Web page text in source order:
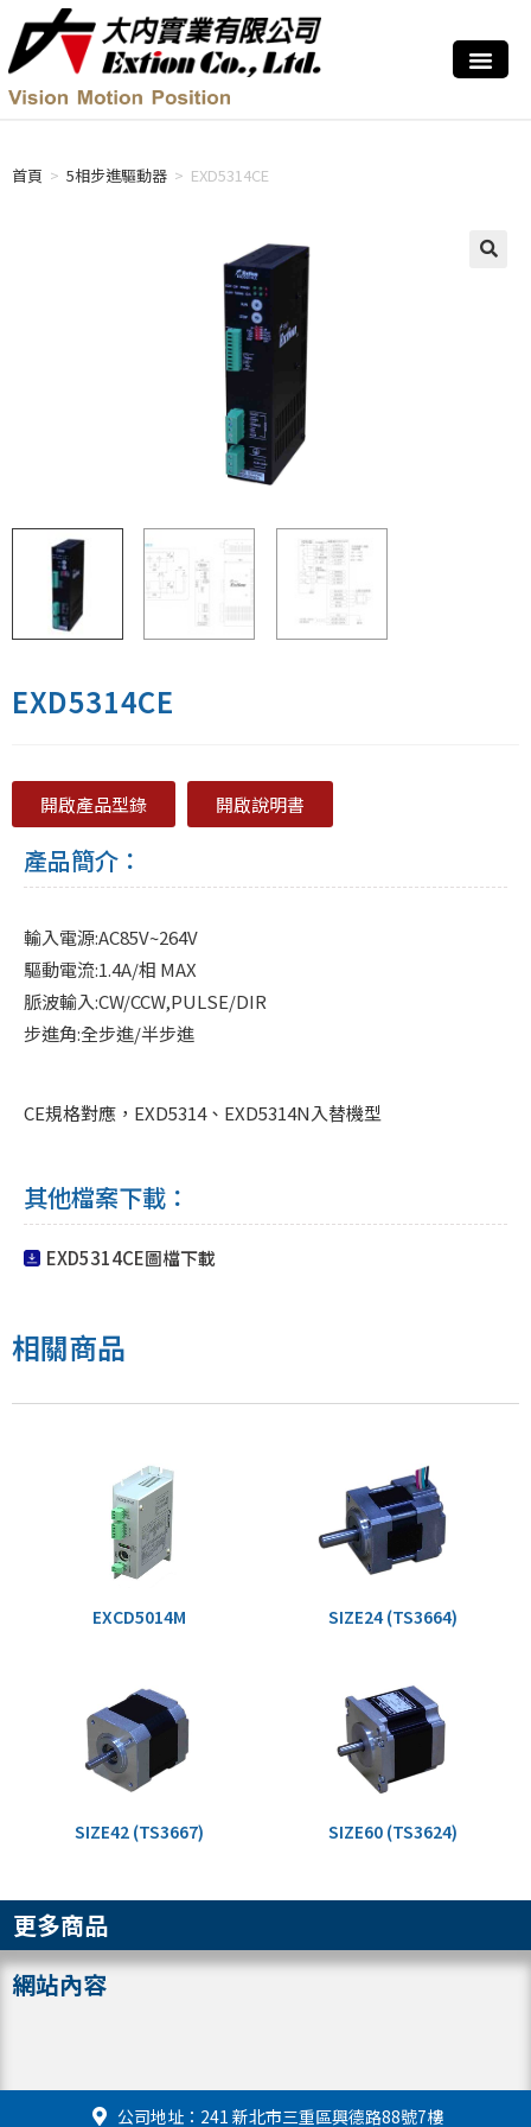
首頁 > 5相步進驅動器 > EXD5314CE
EXD5314CE
開啟產品型錄 開啟說明書
產品簡介：
輸入電源:AC85V~264V
驅動電流:1.4A/相 MAX
脈波輸入:CW/CCW,PULSE/DIR
步進角:全步進/半步進
CE規格對應，EXD5314、EXD5314N入替機型
其他檔案下載：
EXD5314CE圖檔下載
相關商品
EXCD5014M SIZE24 (TS3664)
SIZE42 (TS3667) SIZE60 (TS3624)
更多商品
網站內容
公司地址：241 新北市三重區興德路88號7樓